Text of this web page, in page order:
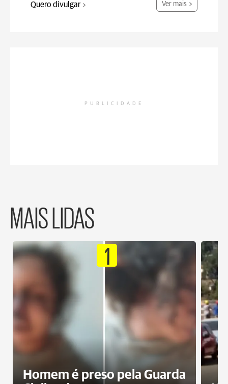
Quero divulgar Ver mais
PUBLICIDADE
MAIS LIDAS
1
Homem é preso pela Guarda